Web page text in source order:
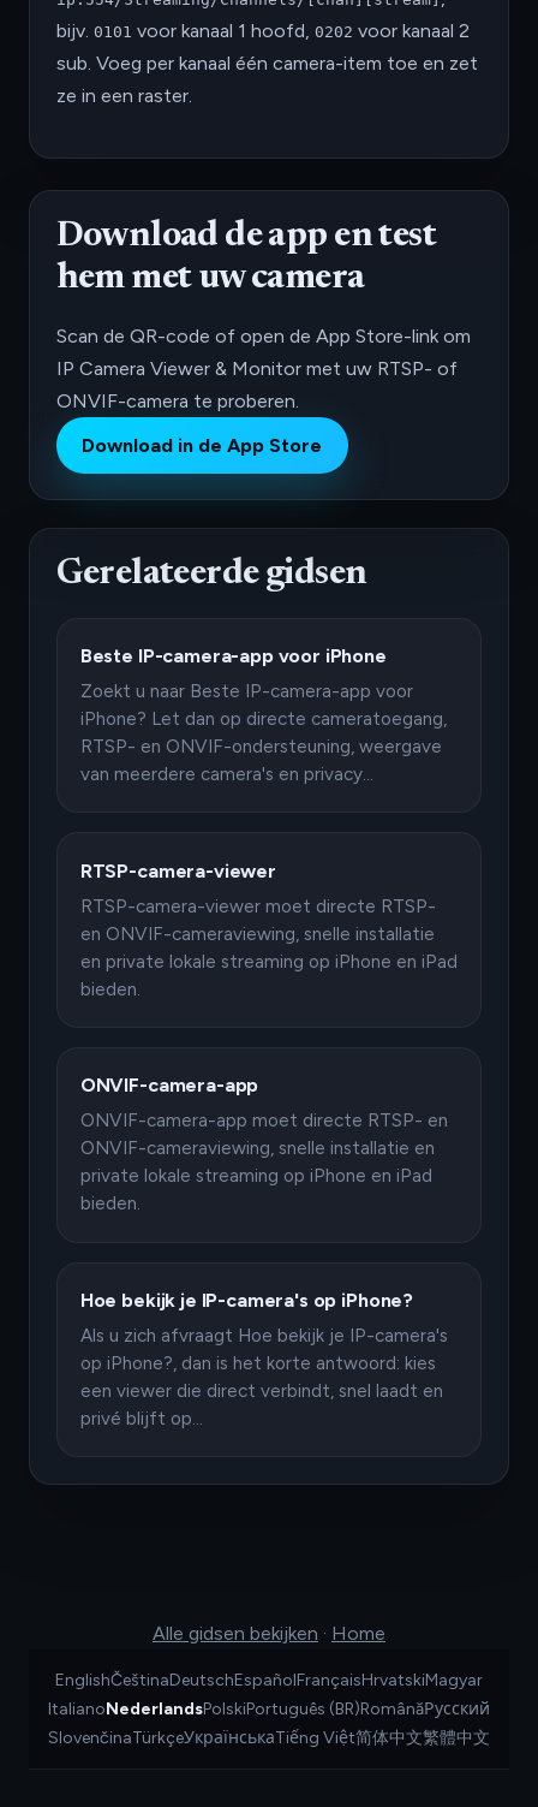
bijv. 0101 voor kanaal 1 hoofd, 0202 voor kanaal 2
sub. Voeg per kanaal één camera-item toe en zet
ze in een raster.
Download de app en test
hem met uw camera
Scan de QR-code of open de App Store-link om
IP Camera Viewer & Monitor met uw RTSP- of
ONVIF-camera te proberen.
Download in de App Store
Gerelateerde gidsen
Beste IP-camera-app voor iPhone
Zoekt u naar Beste IP-camera-app voor
iPhone? Let dan op directe cameratoegang,
RTSP- en ONVIF-ondersteuning, weergave
van meerdere camera's en privacy…
RTSP-camera-viewer
RTSP-camera-viewer moet directe RTSP-
en ONVIF-cameraviewing, snelle installatie
en private lokale streaming op iPhone en iPad
bieden.
ONVIF-camera-app
ONVIF-camera-app moet directe RTSP- en
ONVIF-cameraviewing, snelle installatie en
private lokale streaming op iPhone en iPad
bieden.
Hoe bekijk je IP-camera's op iPhone?
Als u zich afvraagt Hoe bekijk je IP-camera's
op iPhone?, dan is het korte antwoord: kies
een viewer die direct verbindt, snel laadt en
privé blijft op…
Alle gidsen bekijken · Home
EnglishČeštinaDeutschEspañolFrançaisHrvatskiMagyar
ItalianoNederlandsPolskiPortuguês (BR)RomânăРусский
SlovenčinaTürkçeУкраїнськаTiếng Việt简体中文繁體中文